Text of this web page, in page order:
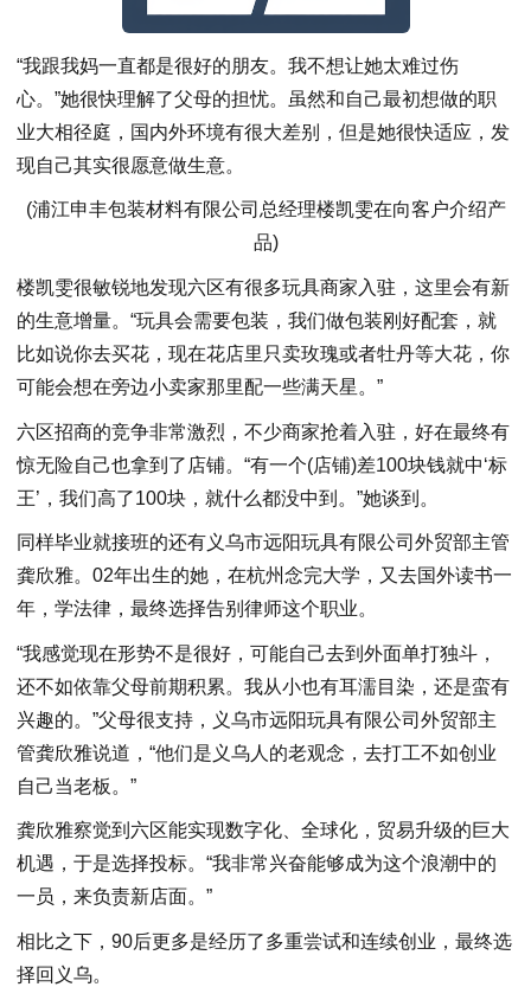
“我跟我妈一直都是很好的朋友。我不想让她太难过伤
心。”她很快理解了父母的担忧。虽然和自己最初想做的职
业大相径庭，国内外环境有很大差别，但是她很快适应，发
现自己其实很愿意做生意。
(浦江申丰包装材料有限公司总经理楼凯雯在向客户介绍产
品)
楼凯雯很敏锐地发现六区有很多玩具商家入驻，这里会有新
的生意增量。“玩具会需要包装，我们做包装刚好配套，就
比如说你去买花，现在花店里只卖玫瑰或者牡丹等大花，你
可能会想在旁边小卖家那里配一些满天星。”
六区招商的竞争非常激烈，不少商家抢着入驻，好在最终有
惊无险自己也拿到了店铺。“有一个(店铺)差100块钱就中‘标
王’，我们高了100块，就什么都没中到。”她谈到。
同样毕业就接班的还有义乌市远阳玩具有限公司外贸部主管
龚欣雅。02年出生的她，在杭州念完大学，又去国外读书一
年，学法律，最终选择告别律师这个职业。
“我感觉现在形势不是很好，可能自己去到外面单打独斗，
还不如依靠父母前期积累。我从小也有耳濡目染，还是蛮有
兴趣的。”父母很支持，义乌市远阳玩具有限公司外贸部主
管龚欣雅说道，“他们是义乌人的老观念，去打工不如创业
自己当老板。”
龚欣雅察觉到六区能实现数字化、全球化，贸易升级的巨大
机遇，于是选择投标。“我非常兴奋能够成为这个浪潮中的
一员，来负责新店面。”
相比之下，90后更多是经历了多重尝试和连续创业，最终选
择回义乌。